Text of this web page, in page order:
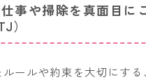
事や掃除を真面目に
）
ールや約束を大切にする